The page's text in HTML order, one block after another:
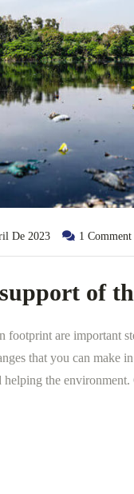
De 2023 1 Comment
of
footprint are important
that you can make
the